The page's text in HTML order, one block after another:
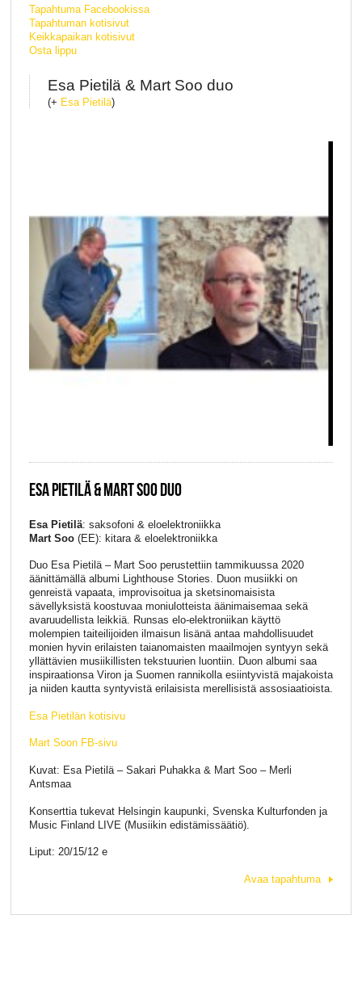
Tapahtuma Facebookissa
Tapahtuman kotisivut
Keikkapaikan kotisivut
Osta lippu
Esa Pietilä & Mart Soo duo
(+ Esa Pietilä)
ESA PIETILÄ & MART SOO DUO
Esa Pietilä: saksofoni & eloelektroniikka
Mart Soo(EE): kitara & eloelektroniikka
Duo Esa Pietilä – Mart Soo perustettiin tammikuussa 2020
äänittämällä albumi Lighthouse Stories. Duon musiikki on
genreistä vapaata, improvisoitua ja sketsinomaisista
sävellyksistä koostuvaa moniulotteista äänimaisemaa sekä
avaruudellista leikkiä. Runsas elo-elektroniikan käyttö
molempien taiteilijoiden ilmaisun lisänä antaa mahdollisuudet
monien hyvin erilaisten taianomaisten maailmojen syntyyn sekä
yllättävien musiikillisten tekstuurien luontiin. Duon albumi saa
inspiraationsa Viron ja Suomen rannikolla esiintyvistä majakoista
ja niiden kautta syntyvistä erilaisista merellisistä assosiaatioista.
Esa Pietilän kotisivu
Mart Soon FB-sivu
Kuvat: Esa Pietilä – Sakari Puhakka & Mart Soo – Merli
Antsmaa
Konserttia tukevat Helsingin kaupunki, Svenska Kulturfonden ja
Music Finland LIVE (Musiikin edistämissäätiö).
Liput: 20/15/12 e
Avaa tapahtuma